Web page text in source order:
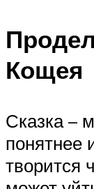
Кощея
Сказка –
понятнее
творится